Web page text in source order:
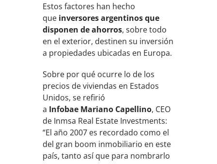
Estos factores han hecho
que inversores argentinos que
disponen de ahorros, sobre todo
en el exterior, destinen su inversión
a propiedades ubicadas en Europa.
Sobre por qué ocurre lo de los
precios de viviendas en Estados
Unidos, se refirió
a Infobae Mariano Capellino, CEO
de Inmsa Real Estate Investments:
“El año 2007 es recordado como el
del gran boom inmobiliario en este
país, tanto así que para nombrarlo